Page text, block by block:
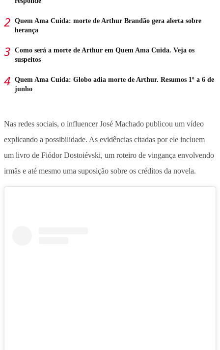
Quem Ama Cuida: morte de Arthur Brandão gera alerta sobre
herança
Como será a morte de Arthur em Quem Ama Cuida. Veja os
suspeitos
Quem Ama Cuida: Globo adia morte de Arthur. Resumos 1º a 6 de
junho
Nas redes sociais, o influencer José Machado publicou um vídeo
explicando a possibilidade. As evidências citadas por ele incluem
um livro de Fiódor Dostoiévski, um roteiro de vingança envolvendo
irmãs e até mesmo uma suposição sobre os créditos da novela.